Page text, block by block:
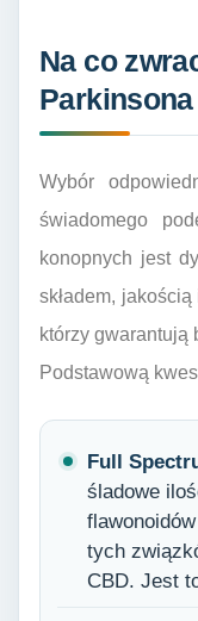
Na co
Parkinsona
Wybór
świadomego
konopnych jest
składem,
którzy gwarantują
Podstawową
Full
śladowe
tych
CBD. Jest